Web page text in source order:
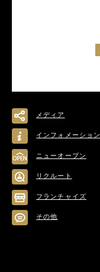
メディア
インフォメーション
ニューオープン
リクルート
フランチャイズ
その他